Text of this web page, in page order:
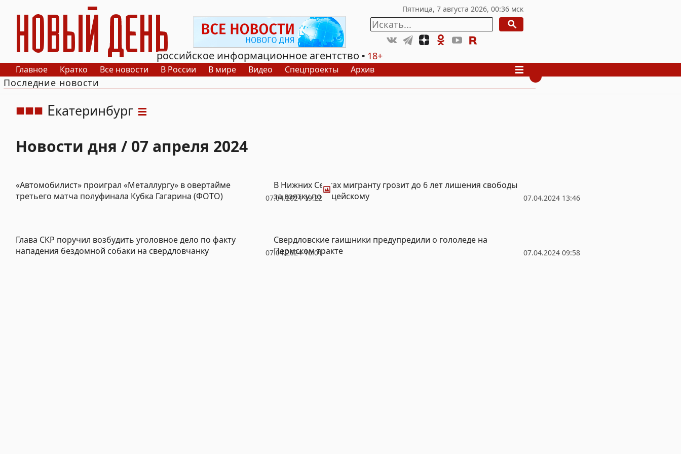
РИА Новый День
российское информационное агентство
18+
Главное Кратко Все новости В России В мире Видео Спецпроекты Архив
Последние новости
Екатеринбург
Новости дня / 07 апреля 2024
07.04.2024 19:22
«Автомобилист» проиграл «Металлургу» в овертайме
третьего матча полуфинала Кубка Гагарина (ФОТО)
Фото
07.04.2024 13:46
В Нижних Сергах мигранту грозит до 6 лет лишения свободы
за взятку полицейскому
07.04.2024 10:01
Глава СКР поручил возбудить уголовное дело по факту
нападения бездомной собаки на свердловчанку
07.04.2024 09:58
Свердловские гаишники предупредили о гололеде на
Пермском тракте